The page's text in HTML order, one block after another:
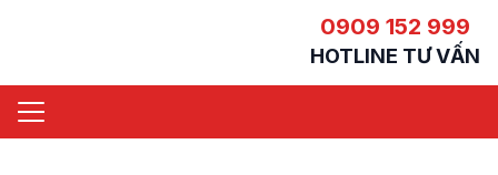
0909 152 999
HOTLINE TƯ VẤN